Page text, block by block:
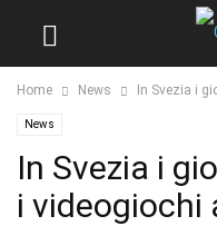
Home News In Svezia i
News
In Svezia i
i videogiochi